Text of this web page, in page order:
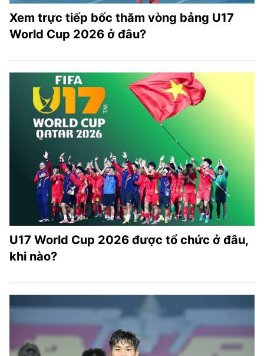
Xem trực tiếp bốc thăm vòng bảng U17
World Cup 2026 ở đâu?
U17 World Cup 2026 được tổ chức ở đâu,
khi nào?